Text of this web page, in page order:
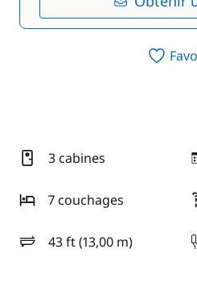
3 cabines
7 couchages
43 ft (13,00 m)
longueur